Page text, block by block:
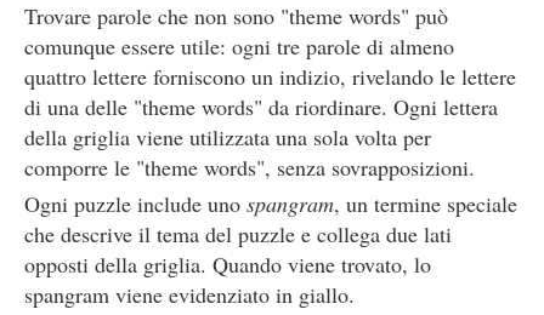
Trovare parole che non sono "theme words" può
comunque essere utile: ogni tre parole di almeno
quattro lettere forniscono un indizio, rivelando le lettere
di una delle "theme words" da riordinare. Ogni lettera
della griglia viene utilizzata una sola volta per
comporre le "theme words", senza sovrapposizioni.
Ogni puzzle include uno spangram, un termine speciale
che descrive il tema del puzzle e collega due lati
opposti della griglia. Quando viene trovato, lo
spangram viene evidenziato in giallo.